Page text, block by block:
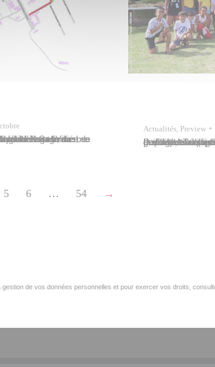
par la rue Lagarde vers la rue Dumont d’Urville, à contre sens…
Actualités Preview
Les agents de la “brigade fa’a’apu” de la ville de Papeete accompagnaient 27 élèves d’une classe de CM1, ce mardi 1er octobre 2024 lors d’un atelier permaculture (agriculture durable) dans l’enceinte de l’école Taimoana de Taunoa. Pour ce projet animé par l’équipe pédagogique, l’école a fourni les graines des différentes variétés de légumes : pota,…
5 6 … 54 →
de vos données personnelles et pour exercer vos droits,